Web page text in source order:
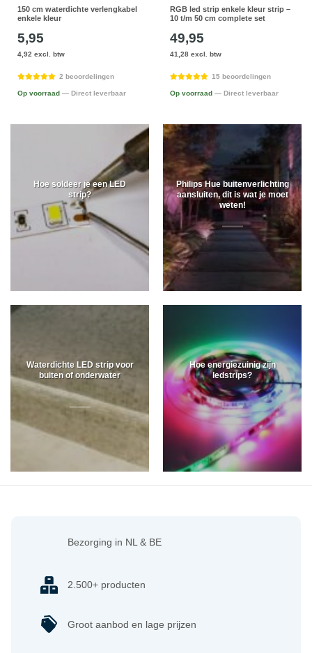
150 cm waterdichte verlengkabel
enkele kleur
5,95
4,92 excl. btw
2 beoordelingen
Op voorraad — Direct leverbaar
RGB led strip enkele kleur strip –
10 t/m 50 cm complete set
49,95
41,28 excl. btw
15 beoordelingen
Op voorraad — Direct leverbaar
Hoe soldeer je een LED
strip?
Philips Hue buitenverlichting
aansluiten, dit is wat je moet
weten!
Waterdichte LED strip voor
buiten of onderwater
Hoe energiezuinig zijn
ledstrips?
Bezorging in NL & BE
2.500+ producten
Groot aanbod en lage prijzen